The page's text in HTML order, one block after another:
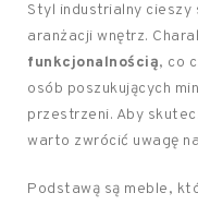
Styl industrialny cieszy
aranżacji wnętrz.
funkcjonalnością, co
osób poszukujących
przestrzeni. Aby
warto zwrócić uwagę
Podstawą są meble,